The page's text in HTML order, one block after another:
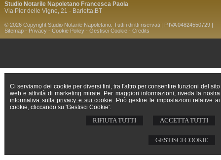
Ci serviamo dei cookie per diversi fini, tra l'altro per consentire funzioni del sito
web e attività di marketing mirate. Per maggiori informazioni, riveda la nostra
informativa sulla privacy e sui cookie. Può gestire le impostazioni relative ai
cookie, cliccando su 'Gestisci Cookie'.
ACCETTA TUTTI
RIFIUTA TUTTI
GESTISCI COOKIE
Studio Notarile Napoletano Francesca Paola
Via Pier delle Vigne, 21 - Barletta,BT
© 2026 Copyright Studio Notarile Napoletano. Tutti i diritti riservati | P.IVA 04824550729 |
Sitemap- Privacy- Cookie Policy- Gestisci Cookie- Credits